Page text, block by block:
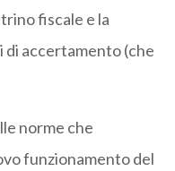
fiscale e la
di accertamento (che
norme che
funzionamento del